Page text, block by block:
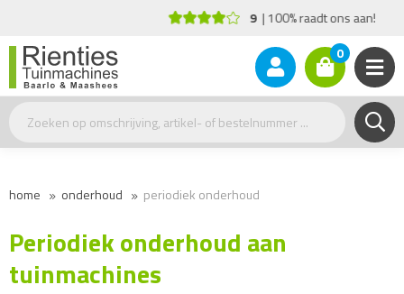
9 100% raadt ons aan!
0
home onderhoud periodiek onderhoud
Periodiek onderhoud aan
tuinmachines